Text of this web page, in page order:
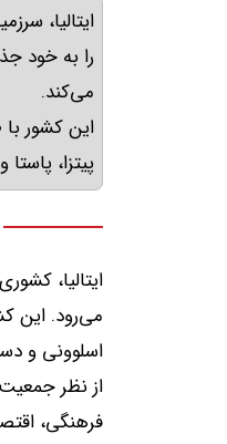
ایتالیا،
را به خود
می‌کند.
این کشور
پیتزا،
ایتالیا،
می‌رود. این
اسلوونی و
از نظر
فرهنگی،